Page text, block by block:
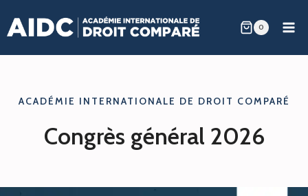
to
content
0
ACADÉMIE INTERNATIONALE DE DROIT COMPARÉ
Congrès général 2026